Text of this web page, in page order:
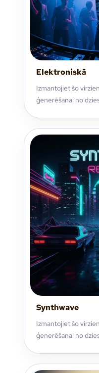
Elektroniskā
Izmantojiet šo
ģenerēšanai no
Synthwave
Izmantojiet šo
ģenerēšanai no